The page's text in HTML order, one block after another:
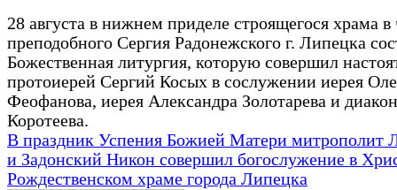
28 августа в нижнем приделе строящегося храма в
преподобного Сергия Радонежского г. Липецка
Божественная литургия, которую совершил
протоиерей Сергий Косых в сослужении иерея
Феофанова, иерея Александра Золотарева и
Коротеева.
В праздник Успения Божией Матери митрополит
и Задонский Никон совершил богослужение в
Рождественском храме города Липецка